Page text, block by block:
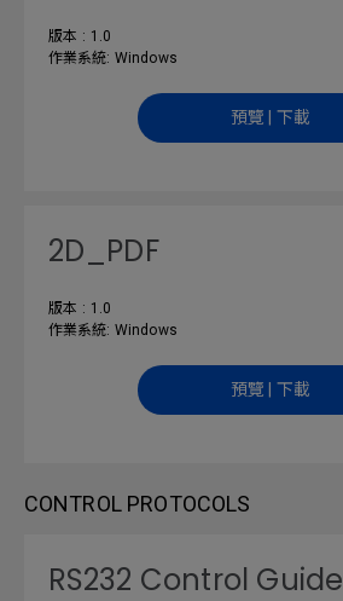
版本 : 1.0
作業系統: Windows
預覽 | 下載
2D_PDF
版本 : 1.0
作業系統: Windows
預覽 | 下載
CONTROL PROTOCOLS
RS232 Control Guide